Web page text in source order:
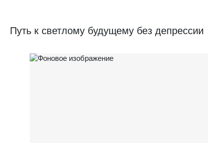
Путь к светлому будущему без депрессии